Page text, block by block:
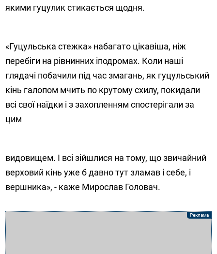
якими гуцулик стикається щодня.
«Гуцульська стежка» набагато цікавіша, ніж
перебіги на рівнинних іподромах. Коли наші
глядачі побачили під час змагань, як гуцульський
кінь галопом мчить по крутому схилу, покидали
всі свої наїдки і з захопленням спостерігали за
цим
видовищем. І всі зійшлися на тому, що звичайний
верховий кінь уже б давно тут зламав і себе, і
вершника», - каже Мирослав Головач.